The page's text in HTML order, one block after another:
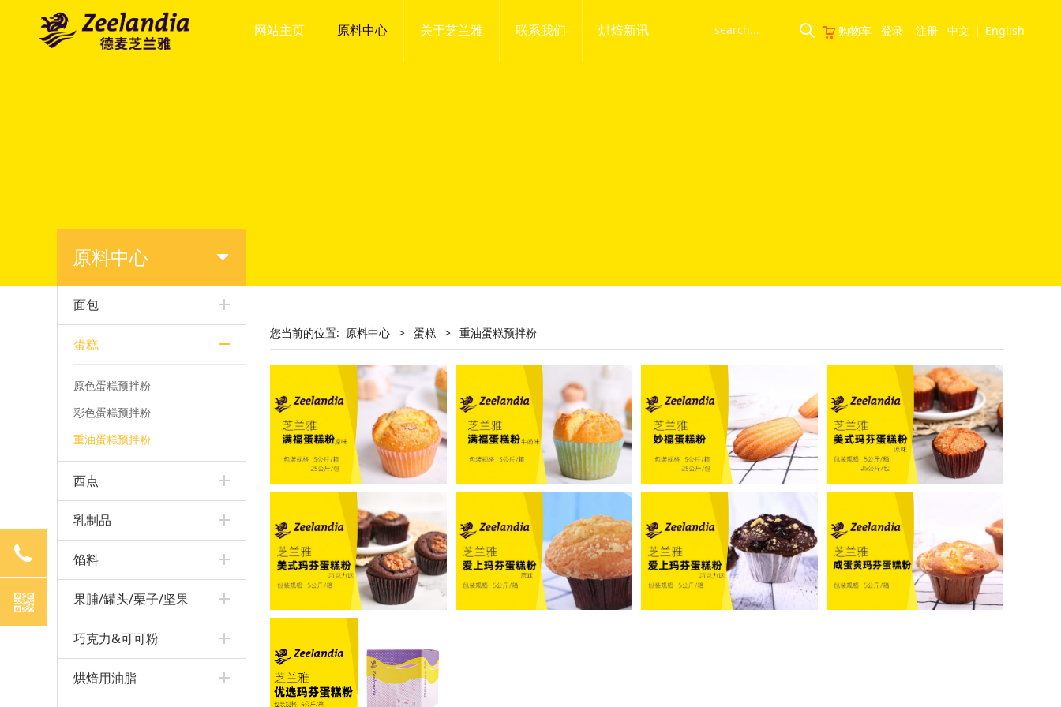
中文 | English
登录 注册
购物车
网站主页 原料中心 关于芝兰雅 联系我们 烘焙新讯
原料中心
面包
蛋糕
原色蛋糕预拌粉
彩色蛋糕预拌粉
重油蛋糕预拌粉
西点
乳制品
馅料
果脯/罐头/栗子/坚果
巧克力&可可粉
烘焙用油脂
您当前的位置: 原料中心 > 蛋糕 > 重油蛋糕预拌粉
4008529058